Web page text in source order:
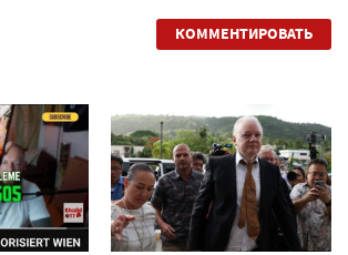
КОММЕНТИРОВАТЬ